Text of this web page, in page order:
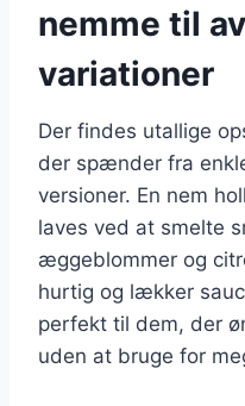
nemme til
variationer
Der findes utallige
der spænder fra
versioner. En nem
laves ved at smelte
æggeblommer og
hurtig og lækker
perfekt til dem, der
uden at bruge for